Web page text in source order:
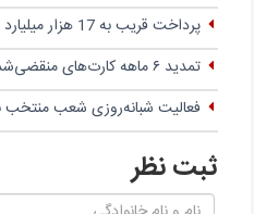
پرداخت قریب به 17 هزار میلیارد ریال تسهیلات قرض‌الحسنه
تمدید ۶ ماهه کارت‌های منقضی‌شده در خرداد، تیر و مرداد ۱۴۰۴
فعالیت شبانه‌روزی شعب منتخب
ثبت نظر